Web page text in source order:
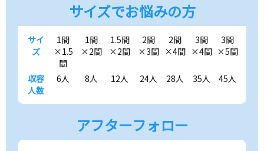
サイズでお悩みの方
サイ
ズ
1間
×1.5
間
1間
×2間
1.5間
×2間
2間
×3間
2間
×4間
3間
×4間
3間
×5間
収容
人数
6人 8人 12人 24人 28人 35人 45人
アフターフォロー